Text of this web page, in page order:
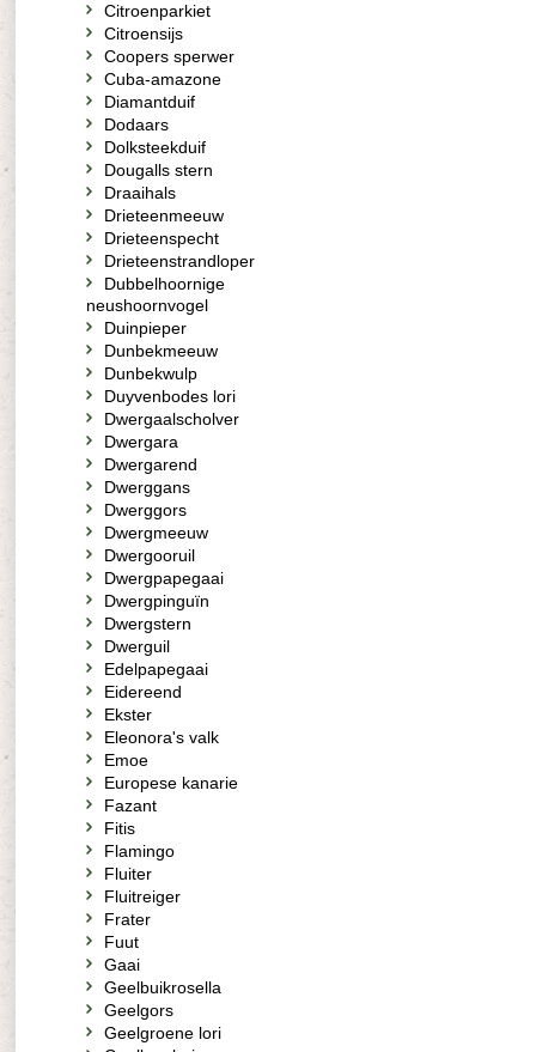
Citroenparkiet
Citroensijs
Coopers sperwer
Cuba-amazone
Diamantduif
Dodaars
Dolksteekduif
Dougalls stern
Draaihals
Drieteenmeeuw
Drieteenspecht
Drieteenstrandloper
Dubbelhoornige
neushoornvogel
Duinpieper
Dunbekmeeuw
Dunbekwulp
Duyvenbodes lori
Dwergaalscholver
Dwergara
Dwergarend
Dwerggans
Dwerggors
Dwergmeeuw
Dwergooruil
Dwergpapegaai
Dwergpinguïn
Dwergstern
Dwerguil
Edelpapegaai
Eidereend
Ekster
Eleonora's valk
Emoe
Europese kanarie
Fazant
Fitis
Flamingo
Fluiter
Fluitreiger
Frater
Fuut
Gaai
Geelbuikrosella
Geelgors
Geelgroene lori